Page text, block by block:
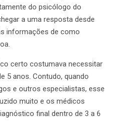
do psicólogo do
a uma resposta desde
informações de como
certo costumava necessitar
5 anos. Contudo, quando
e outros especialistas, esse
muito e os médicos
final dentro de 3 a 6